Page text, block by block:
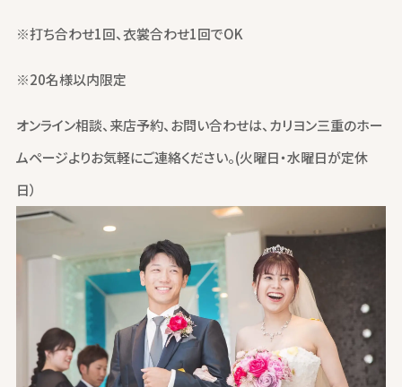
※打ち合わせ1回、衣裳合わせ1回でOK
※20名様以内限定
オンライン相談、来店予約、お問い合わせは、カリヨン三重のホー
ムページよりお気軽にご連絡ください。(火曜日・水曜日が定休
日）